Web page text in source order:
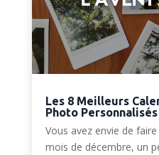
Les 8 Meilleurs
Photo Personnalisés
Vous avez envie de
mois de décembre, un